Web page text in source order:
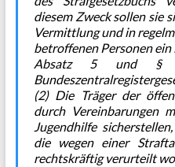
diesem Zweck sollen sie
Vermittlung und in
betroffenen Personen ein
Absatz 5 und §
(2) Die Träger der
durch Vereinbarungen
Jugendhilfe
die wegen einer
rechtskräftig verurteilt